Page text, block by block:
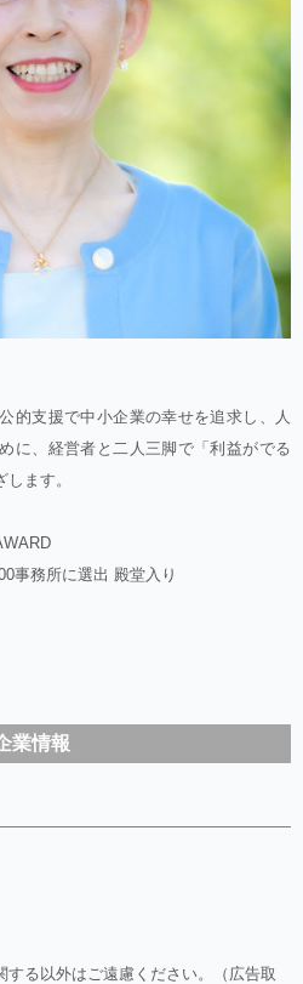
的支援で中小企業の幸せを追求し、人
に、経営者と二人三脚で「利益がでる
ます。
事務所に選出 殿堂入り
業情報
る以外はご遠慮ください。（広告取